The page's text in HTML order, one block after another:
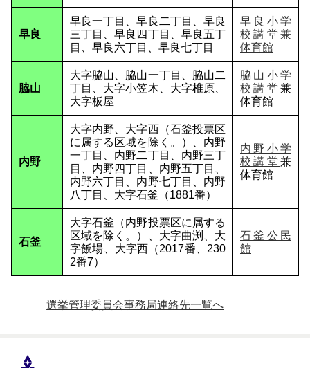
早良
早良一丁目、早良二丁目、早良
三丁目、早良四丁目、早良五丁
目、早良六丁目、早良七丁目
早良小学
校講堂兼
体育館
脇山
大字脇山、脇山一丁目、脇山二
丁目、大字小笠木、大字椎原、
大字板屋
脇山小学
校講堂 兼
体育館
内野
大字内野、大字西（石釜投票区
に属する区域を除く。）、内野
一丁目、内野二丁目、内野三丁
目、内野四丁目、内野五丁目、
内野六丁目、内野七丁目、内野
八丁目、大字石釜（1881番）
内野小学
校講堂 兼
体育館
石釜
大字石釜（内野投票区に属する
区域を除く。）、大字曲渕、大
字飯場、大字西（2017番、230
2番7）
石釜公民
館
選挙管理委員会事務局連絡先一覧へ